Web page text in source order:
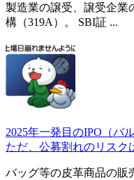
製造業の譲受、譲受企業
構（319A）。 SBI証 ...
2025年一発目のIPO（バ
ただ、公募割れのリスク
バッグ等の皮革商品の販